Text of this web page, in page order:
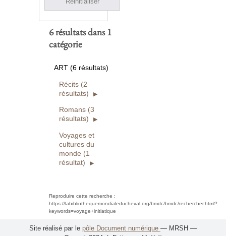
6 résultats dans 1
catégorie
ART (6 résultats)
Récits (2
résultats)
Romans (3
résultats)
Voyages et
cultures du
monde (1
résultat)
Reproduire cette recherche :
https://labibliothequemondialeducheval.org/bmdc/bmdc/rechercher.html?
keywords=voyage+initiatique
Site réalisé par le pôle Document numérique — MRSH —